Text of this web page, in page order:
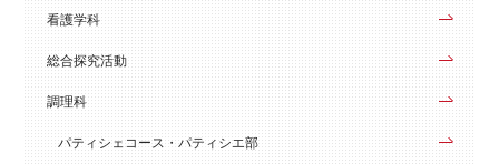
看護学科
総合探究活動
調理科
パティシェコース・パティシエ部